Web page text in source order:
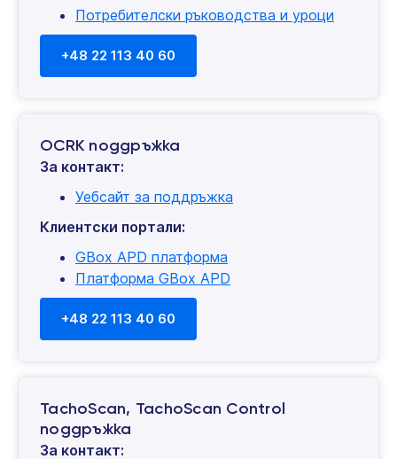
Потребителски ръководства и уроци
+48 22 113 40 60
OCRK поддръжка
За контакт:
Уебсайт за поддръжка
Клиентски портали:
GBox APD платформа
Платформа GBox APD
+48 22 113 40 60
TachoScan, TachoScan Control
поддръжка
За контакт: